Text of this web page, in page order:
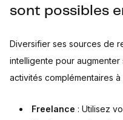
sont possibles
Diversifier ses sources de
intelligente pour
activités complémentaires
Freelance : Utilisez